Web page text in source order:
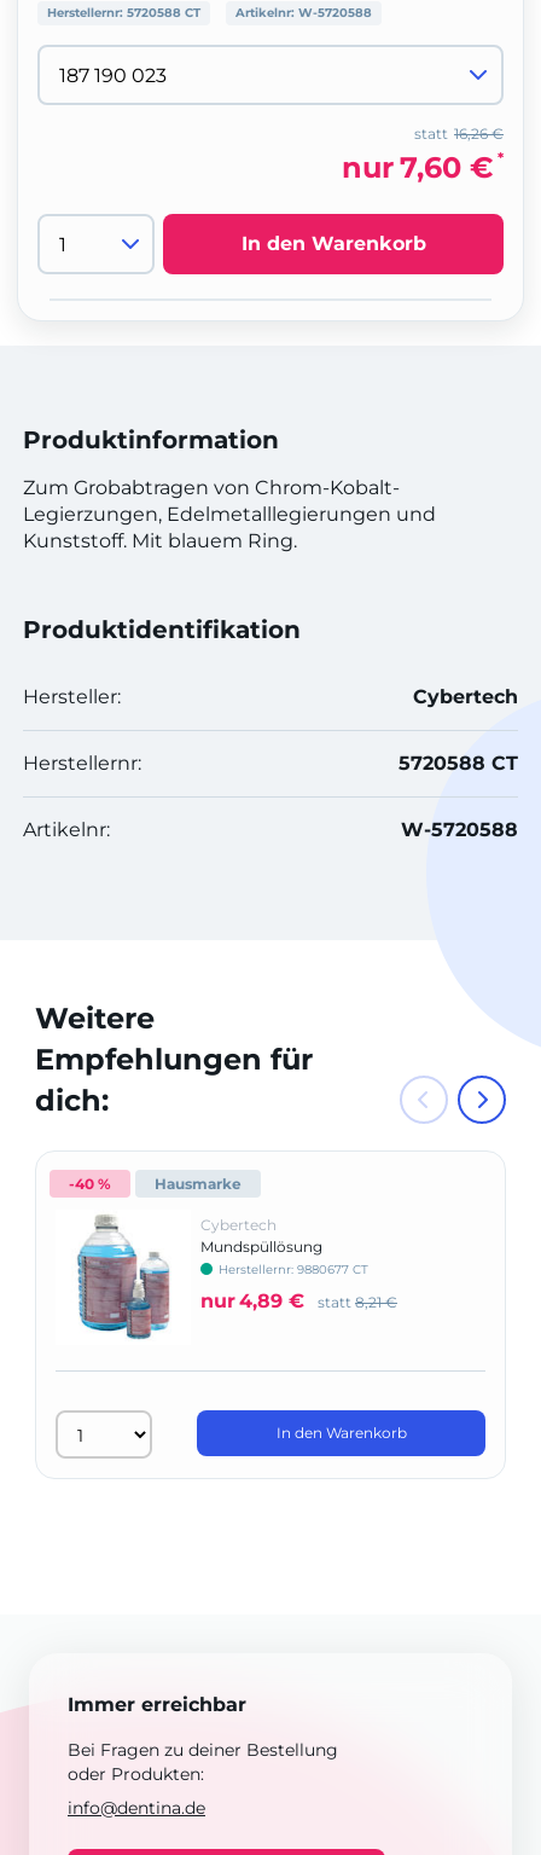
Herstellernr: 5720588 CT Artikelnr: W-5720588
16,26 €
statt
nur7,60 € *
In den Warenkorb
Produktinformation
Zum Grobabtragen von Chrom-Kobalt-
Legierzungen, Edelmetalllegierungen und
Kunststoff. Mit blauem Ring.
Produktidentifikation
Hersteller: Cybertech
Herstellernr: 5720588 CT
Artikelnr: W-5720588
Weitere
Empfehlungen für
dich:
-40 % Hausmarke
Cybertech
Mundspüllösung
Herstellernr: 9880677 CT
nur4,89 € statt 8,21 €
In den Warenkorb
Immer erreichbar
Bei Fragen zu deiner Bestellung
oder Produkten:
info@dentina.de